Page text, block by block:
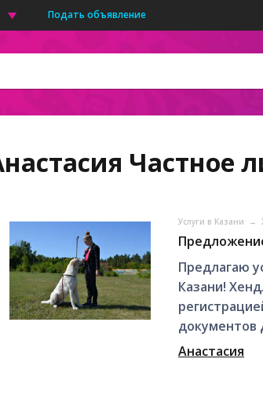
Подать объявление
Частное
Услуги в Казани →
Предлагаю
Казани!
документов
Анастасия